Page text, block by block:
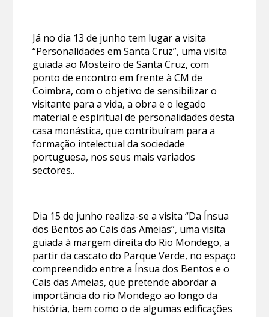
Já no dia 13 de junho tem lugar a visita
“Personalidades em Santa Cruz”, uma visita
guiada ao Mosteiro de Santa Cruz, com
ponto de encontro em frente à CM de
Coimbra, com o objetivo de sensibilizar o
visitante para a vida, a obra e o legado
material e espiritual de personalidades desta
casa monástica, que contribuíram para a
formação intelectual da sociedade
portuguesa, nos seus mais variados
sectores..
Dia 15 de junho realiza-se a visita “Da Ínsua
dos Bentos ao Cais das Ameias”, uma visita
guiada à margem direita do Rio Mondego, a
partir da cascato do Parque Verde, no espaço
compreendido entre a Ínsua dos Bentos e o
Cais das Ameias, que pretende abordar a
importância do rio Mondego ao longo da
história, bem como o de algumas edificações